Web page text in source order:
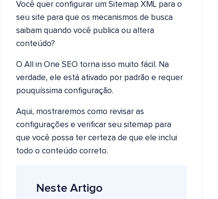
Você quer configurar um Sitemap XML para o
seu site para que os mecanismos de busca
saibam quando você publica ou altera
conteúdo?
O All in One SEO torna isso muito fácil. Na
verdade, ele está ativado por padrão e requer
pouquíssima configuração.
Aqui, mostraremos como revisar as
configurações e verificar seu sitemap para
que você possa ter certeza de que ele inclui
todo o conteúdo correto.
Neste Artigo